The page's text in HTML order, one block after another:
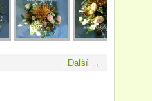
Další →